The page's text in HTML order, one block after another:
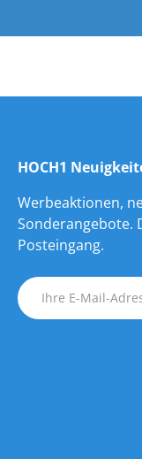
HOCH1
Werbeaktionen,
Sonderangebote.
Posteingang.
E-Mail